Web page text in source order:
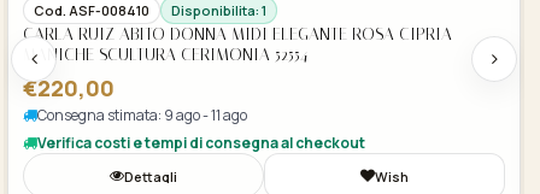
Cod. ASF-008410 Disponibilita: 1
CARLA RUIZ ABITO DONNA MIDI ELEGANTE ROSA CIPRIA
MANICHE SCULTURA CERIMONIA 52554
€220,00
Consegna stimata: 9 ago - 11 ago
Verifica costi e tempi di consegna al checkout
Dettagli Wish